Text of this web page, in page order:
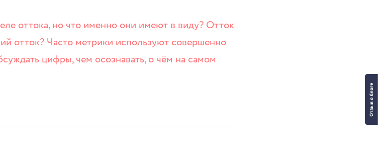
оттока, но что именно они имеют в виду? Отток
отток? Часто метрики используют совершенно
цифры, чем осознавать, о чём на самом